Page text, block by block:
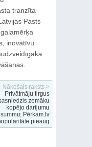
tranzīta
Pasts
inovatīvu
Nākošais raksts >
Privātmāju tirgus
zemāku
kopējo darījumu
summu; Pērkam.lv
pieaug